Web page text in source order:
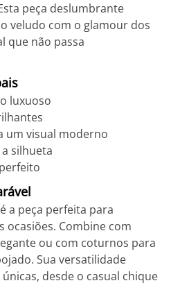
peça deslumbrante
veludo com o glamour dos
que não passa
luxuoso
um visual moderno
silhueta
a peça perfeita para
Combine com
ou com coturnos para
Sua versatilidade
desde o casual chique